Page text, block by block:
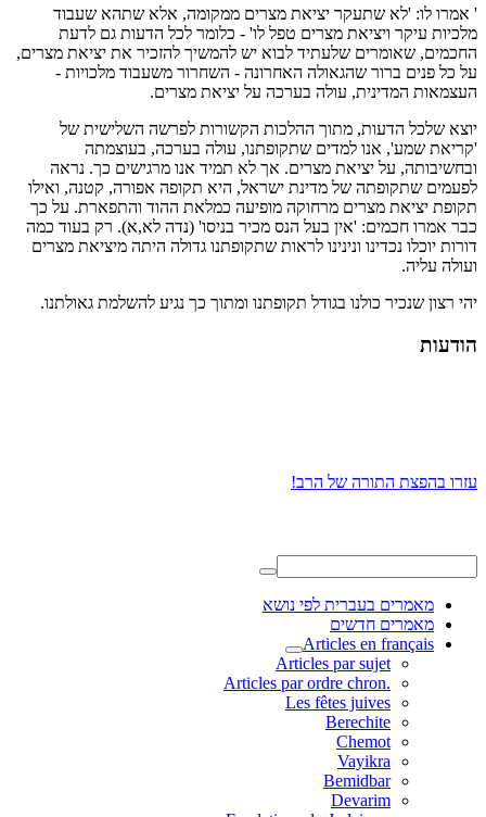
' אמרו לו: 'לא שתעקר יציאת מצרים ממקומה, אלא שתהא שעבוד
מלכיות עיקר ויציאת מצרים טפל לו' - כלומר לכל הדעות גם לדעת
החכמים, שאומרים שלעתיד לבוא יש להמשיך להזכיר את יציאת מצרים,
על כל פנים ברור שהגאולה האחרונה - השחרור משעבוד מלכויות -
העצמאות המדינית, עולה בערכה על יציאת מצרים.
יוצא שלכל הדעות, מתוך ההלכות הקשורות לפרשה השלישית של
'קריאת שמע', אנו למדים שתקופתנו, עולה בערכה, בעוצמתה
ובחשיבותה, על יציאת מצרים. אך לא תמיד אנו מרגישים כך. נראה
לפעמים שתקופתה של מדינת ישראל, היא תקופה אפורה, קטנה, ואילו
תקופת יציאת מצרים מרחוקה מופיעה כמלאת ההוד והתפארת. על כך
כבר אמרו חכמים: 'אין בעל הנס מכיר בניסו' (נדה לא,א). רק בעוד כמה
דורות יוכלו נכדינו ונינינו לראות שתקופתנו גדולה היתה מיציאת מצרים
ועולה עליה.
יהי רצון שנכיר כולנו בגודל תקופתנו ומתוך כך נגיע להשלמת גאולתנו.
הודעות
עזרו בהפצת התורה של הרב!
מאמרים בעברית לפי נושא
מאמרים חדשים
Articles en français
Articles par sujet
.Articles par ordre chron
Les fêtes juives
Berechite
Chemot
Vayikra
Bemidbar
Devarim